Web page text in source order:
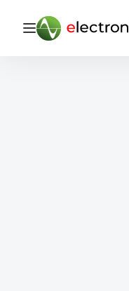
Navigation öffnen